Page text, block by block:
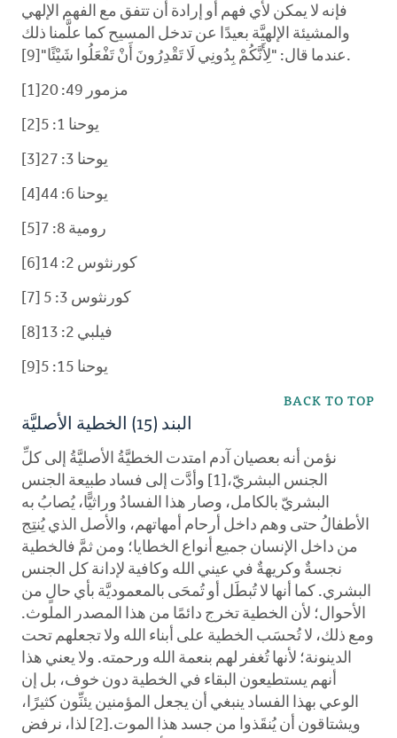
فإنه لا يمكن لأي فهم أو إرادة أن تتفق مع الفهم الإلهي
والمشيئة الإلهيَّة بعيدًا عن تدخل المسيح كما علَّمنا ذلك
عندما قال: "لِأَنَّكُمْ بِدُونِي لَا تَقْدِرُونَ أَنْ تَفْعَلُوا شَيْئًا"[9].
مزمور 49: 20[1]
يوحنا 1: 5[2]
يوحنا 3: 27[3]
يوحنا 6: 44[4]
رومية 8: 7[5]
كورنثوس 2: 14[6]
كورنثوس 3: 5 [7]
فيلبي 2: 13[8]
يوحنا 15: 5[9]
BACK TO TOP
البند (15) الخطية الأصليَّة
نؤمن أنه بعصيان آدم امتدت الخطيَّةُ الأصليَّةُ إلى كلِّ
الجنس البشريّ،[1] وأدَّت إلى فساد طبيعة الجنس
البشريّ بالكامل، وصار هذا الفسادُ وراثيًّا، يُصابُ به
الأطفالُ حتى وهم داخل أرحام أمهاتهم، والأصل الذي يُنتِج
من داخل الإنسان جميع أنواع الخطايا؛ ومن ثمَّ فالخطية
نجسةٌ وكريهةٌ في عيني الله وكافية لإدانة كل الجنس
البشري. كما أنها لا تُبطَل أو تُمحَى بالمعموديَّة بأي حالٍ من
الأحوال؛ لأن الخطية تخرج دائمًا من هذا المصدر الملوث.
ومع ذلك، لا تُحسَب الخطية على أبناء الله ولا تجعلهم تحت
الدينونة؛ لأنها تُغفر لهم بنعمة الله ورحمته. ولا يعني هذا
أنهم يستطيعون البقاء في الخطية دون خوف، بل إن
الوعي بهذا الفساد ينبغي أن يجعل المؤمنين يئنِّون كثيرًا،
ويشتاقون أن يُنقَذوا من جسد هذا الموت.[2] لذا، نرفض